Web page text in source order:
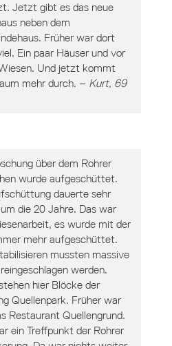
Jetzt gibt es das neue
neben dem
Früher war dort
Ein paar Häuser und vor
Und jetzt kommt
mehr durch. – Kurt, 69
über dem Rohrer
wurde aufgeschüttet.
dauerte sehr
die 20 Jahre. Das war
es wurde mit der
mehr aufgeschüttet.
mussten massive
werden.
hier Blöcke der
Quellenpark. Früher war
Restaurant Quellengrund.
ein Treffpunkt der Rohrer